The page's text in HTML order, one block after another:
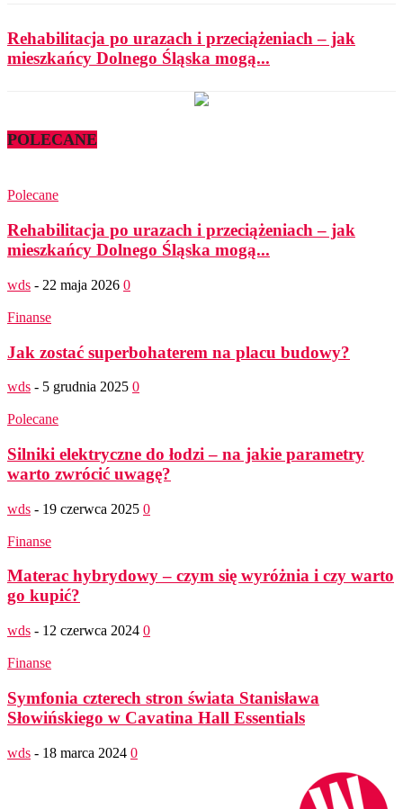
Rehabilitacja po urazach i przeciążeniach – jak
mieszkańcy Dolnego Śląska mogą...
POLECANE
Polecane
Rehabilitacja po urazach i przeciążeniach – jak
mieszkańcy Dolnego Śląska mogą...
wds - 22 maja 2026 0
Finanse
Jak zostać superbohaterem na placu budowy?
wds - 5 grudnia 2025 0
Polecane
Silniki elektryczne do łodzi – na jakie parametry
warto zwrócić uwagę?
wds - 19 czerwca 2025 0
Finanse
Materac hybrydowy – czym się wyróżnia i czy warto
go kupić?
wds - 12 czerwca 2024 0
Finanse
Symfonia czterech stron świata Stanisława
Słowińskiego w Cavatina Hall Essentials
wds - 18 marca 2024 0